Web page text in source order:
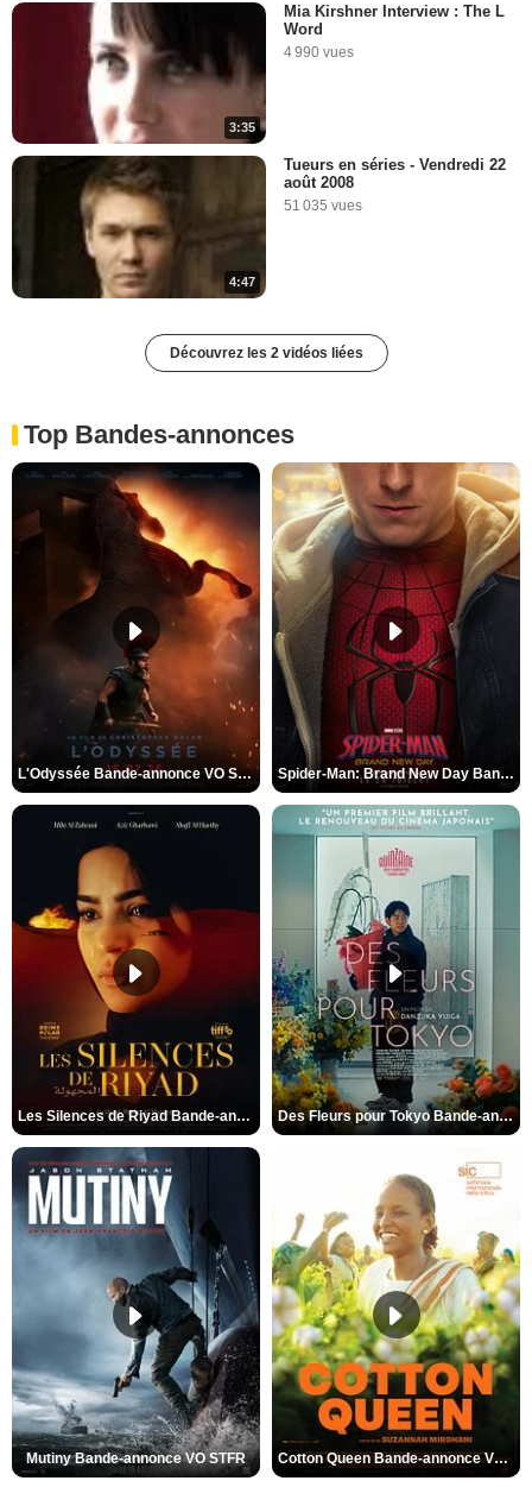
3:35
Mia Kirshner Interview : The L
Word
4 990 vues
4:47
Tueurs en séries - Vendredi 22
août 2008
51 035 vues
Découvrez les 2 vidéos liées
Top Bandes-annonces
L'Odyssée Bande-annonce VO STFR Spider-Man: Brand New Day Bande-annonce VO STFR
Les Silences de Riyad Bande-annonce VO STFR Des Fleurs pour Tokyo Bande-annonce VO STFR
Mutiny Bande-annonce VO STFR Cotton Queen Bande-annonce VO STFR